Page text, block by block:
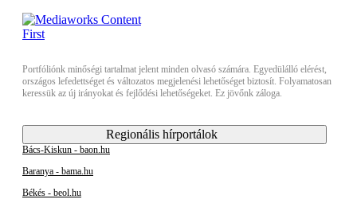
Portfóliónk minőségi tartalmat jelent minden olvasó számára. Egyedülálló elérést,
országos lefedettséget és változatos megjelenési lehetőséget biztosít. Folyamatosan
keressük az új irányokat és fejlődési lehetőségeket. Ez jövőnk záloga.
Regionális hírportálok
Bács-Kiskun - baon.hu
Baranya - bama.hu
Békés - beol.hu